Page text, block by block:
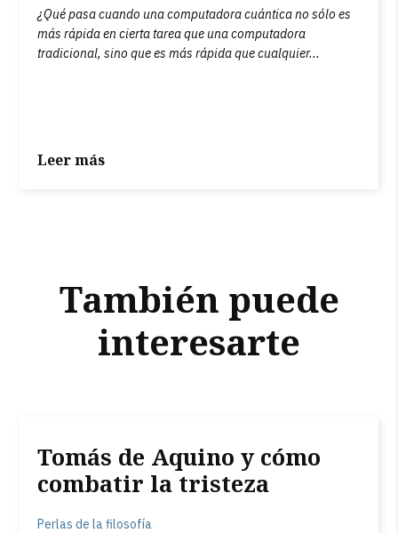
¿Qué pasa cuando una computadora cuántica no sólo es
más rápida en cierta tarea que una computadora
tradicional, sino que es más rápida que cualquier...
Leer más
También puede
interesarte
Tomás de Aquino y cómo
combatir la tristeza
Perlas de la filosofía